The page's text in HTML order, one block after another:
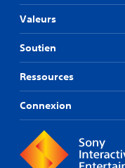
Valeurs
Soutien
Ressources
Connexion